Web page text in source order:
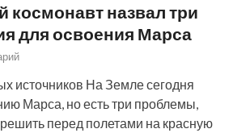
космонавт назвал три
для освоения Марса
источников На Земле сегодня
Марса, но есть три проблемы,
перед полетами на красную